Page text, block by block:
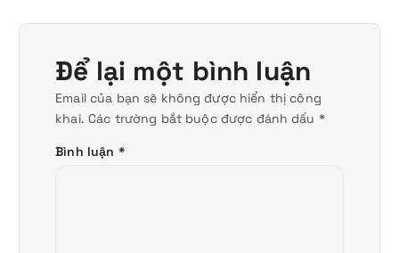
Để lại một bình luận
Email của bạn sẽ không được hiển thị công
khai. Các trường bắt buộc được đánh dấu *
Bình luận *